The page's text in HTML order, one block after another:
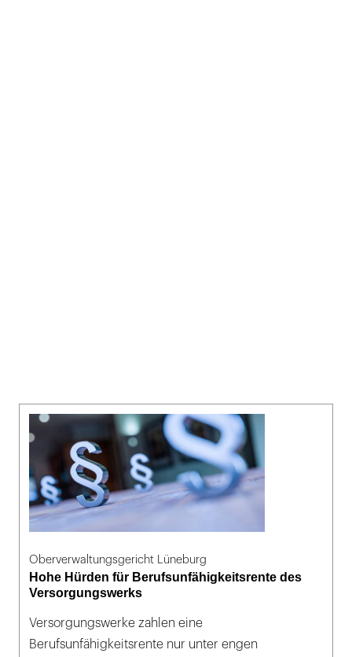
Oberverwaltungsgericht Lüneburg
Hohe Hürden für Berufsunfähigkeitsrente des
Versorgungswerks
Versorgungswerke zahlen eine
Berufsunfähigkeitsrente nur unter engen